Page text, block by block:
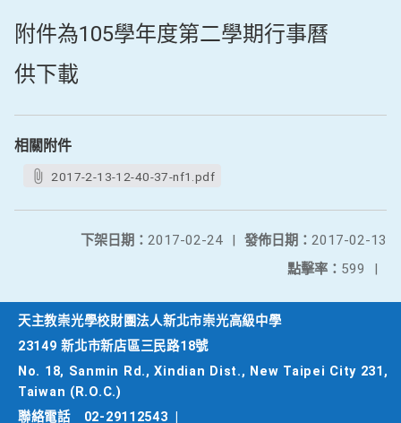
附件為105學年度第二學期行事曆
供下載
相關附件
2017-2-13-12-40-37-nf1.pdf
發佈日期： 2017-02-13
下架日期： 2017-02-24
|
點擊率： 599 |
天主教崇光學校財團法人新北市崇光高級中學
23149 新北市新店區三民路18號
No. 18, Sanmin Rd., Xindian Dist., New Taipei City 231,
Taiwan (R.O.C.)
聯絡電話
02-29112543